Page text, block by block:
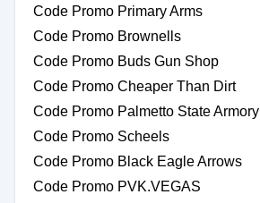
Code Promo Primary Arms
Code Promo Brownells
Code Promo Buds Gun Shop
Code Promo Cheaper Than Dirt
Code Promo Palmetto State Armory
Code Promo Scheels
Code Promo Black Eagle Arrows
Code Promo PVK.VEGAS